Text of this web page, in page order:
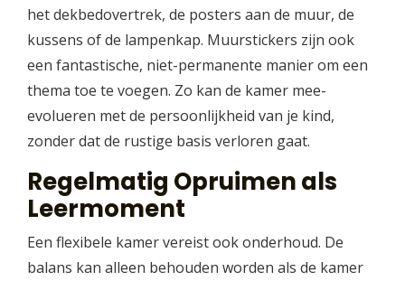
het dekbedovertrek, de posters aan de muur, de
kussens of de lampenkap. Muurstickers zijn ook
een fantastische, niet-permanente manier om een
thema toe te voegen. Zo kan de kamer mee-
evolueren met de persoonlijkheid van je kind,
zonder dat de rustige basis verloren gaat.
Regelmatig Opruimen als
Leermoment
Een flexibele kamer vereist ook onderhoud. De
balans kan alleen behouden worden als de kamer